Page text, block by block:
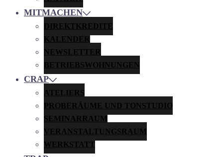
MITMACHEN
DIREKTKREDITE
KALENDER
NEWSLETTER
BETRIEBSWOHNUNGEN
CRAP
ATELIERS
PROBERÄUME UND TONSTUDIO
SEMINARRAUM
VERANSTALTUNGSRAUM
WERKSTATT